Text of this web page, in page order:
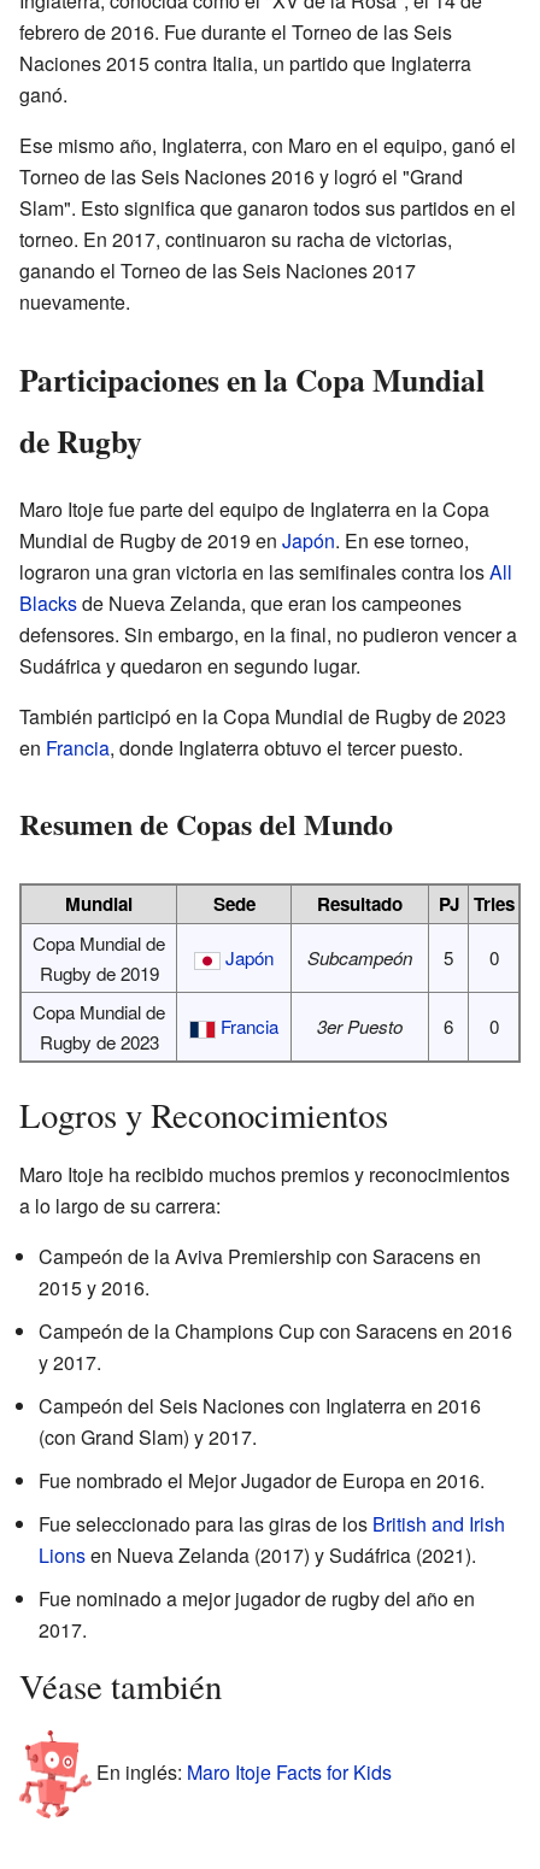
febrero de 2016. Fue durante el Torneo de las Seis
Naciones 2015 contra Italia, un partido que Inglaterra
ganó.
Ese mismo año, Inglaterra, con Maro en el equipo, ganó el
Torneo de las Seis Naciones 2016 y logró el "Grand
Slam". Esto significa que ganaron todos sus partidos en el
torneo. En 2017, continuaron su racha de victorias,
ganando el Torneo de las Seis Naciones 2017
nuevamente.
Participaciones en la Copa Mundial
de Rugby
Maro Itoje fue parte del equipo de Inglaterra en la Copa
Mundial de Rugby de 2019 en Japón. En ese torneo,
lograron una gran victoria en las semifinales contra losAll
Blacksde Nueva Zelanda, que eran los campeones
defensores. Sin embargo, en la final, no pudieron vencer a
Sudáfrica y quedaron en segundo lugar.
También participó en la Copa Mundial de Rugby de 2023
en Francia, donde Inglaterra obtuvo el tercer puesto.
Resumen de Copas del Mundo
Mundial Sede Resultado PJ Tries
Copa Mundial de
Rugby de 2019
Japón Subcampeón 5 0
Copa Mundial de
Rugby de 2023
Francia 3er Puesto 6 0
Logros y Reconocimientos
Maro Itoje ha recibido muchos premios y reconocimientos
a lo largo de su carrera:
Campeón de la Aviva Premiership con Saracens en
2015 y 2016.
Campeón de la Champions Cup con Saracens en 2016
y 2017.
Campeón del Seis Naciones con Inglaterra en 2016
(con Grand Slam) y 2017.
Fue nombrado el Mejor Jugador de Europa en 2016.
Fue seleccionado para las giras de los British and Irish
Lionsen Nueva Zelanda (2017) y Sudáfrica (2021).
Fue nominado a mejor jugador de rugby del año en
2017.
Véase también
En inglés: Maro Itoje Facts for Kids